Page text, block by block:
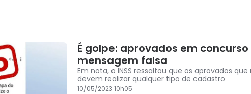
É golpe: aprovados em concurso
mensagem falsa
Em nota, o INSS ressaltou que os aprovados
devem realizar qualquer tipo de cadastro
10/05/2023 10h05